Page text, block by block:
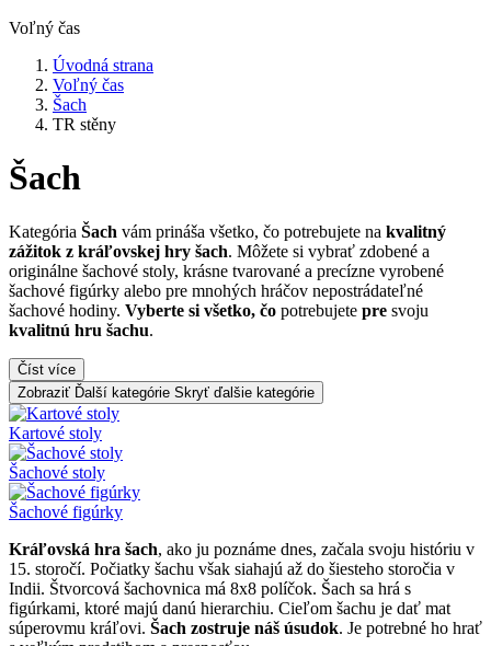
Voľný čas
Úvodná strana
Voľný čas
Šach
TR stěny
Šach
Kategória Šach vám prináša všetko, čo potrebujete na kvalitný
zážitok z kráľovskej hry šach. Môžete si vybrať zdobené a
originálne šachové stoly, krásne tvarované a precízne vyrobené
šachové figúrky alebo pre mnohých hráčov nepostrádateľné
šachové hodiny. Vyberte si všetko, čo potrebujete pre svoju
kvalitnú hru šachu.
Číst více
Zobraziť Ďalší kategórie Skryť ďalšie kategórie
Kartové stoly
Šachové stoly
Šachové figúrky
Kráľovská hra šach, ako ju poznáme dnes, začala svoju históriu v
15. storočí. Počiatky šachu však siahajú až do šiesteho storočia v
Indii. Štvorcová šachovnica má 8x8 políčok. Šach sa hrá s
figúrkami, ktoré majú danú hierarchiu. Cieľom šachu je dať mat
súperovmu kráľovi. Šach zostruje náš úsudok. Je potrebné ho hrať